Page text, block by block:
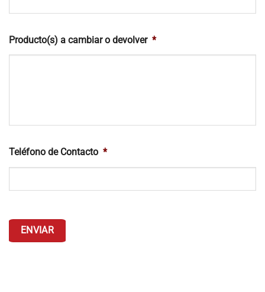
Producto(s) a cambiar o devolver *
Teléfono de Contacto *
ENVIAR